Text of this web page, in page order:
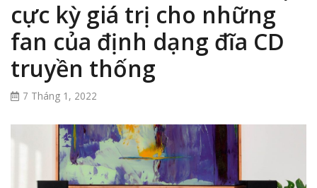
cực kỳ giá trị cho những
fan của định dạng đĩa CD
truyền thống
7 Tháng 1, 2022